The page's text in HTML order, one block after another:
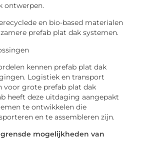
ontwerpen.
en bio-based materialen
prefab plat dak systemen.
kennen prefab plat dak
Logistiek en transport
voor grote prefab plat dak
heeft deze uitdaging aangepakt
te ontwikkelen die
en te assembleren zijn.
mogelijkheden van